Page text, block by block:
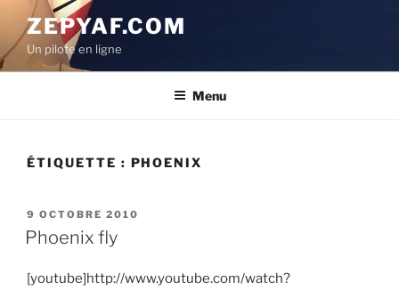
contenu
principal
ZEPYAF.COM
Un pilote en ligne
Menu
ÉTIQUETTE : PHOENIX
PUBLIÉ
LE
9 OCTOBRE 2010
Phoenix fly
[youtube]http://www.youtube.com/watch?